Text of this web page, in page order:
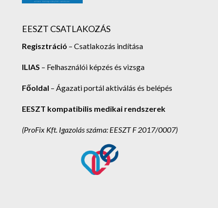
EESZT CSATLAKOZÁS
Regisztráció – Csatlakozás indítása
ILIAS – Felhasználói képzés és vizsga
Főoldal – Ágazati portál aktiválás és belépés
EESZT kompatibilis medikai rendszerek
(ProFix Kft. Igazolás száma: EESZT F 2017/0007)